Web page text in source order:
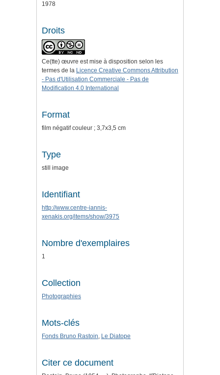
1978
Droits
Ce(tte) œuvre est mise à disposition selon les
termes de la Licence Creative Commons Attribution
- Pas d'Utilisation Commerciale - Pas de
Modification 4.0 International
Format
film négatif couleur ; 3,7x3,5 cm
Type
still image
Identifiant
http://www.centre-iannis-
xenakis.org/items/show/3975
Nombre d'exemplaires
1
Collection
Photographies
Mots-clés
Fonds Bruno Rastoin, Le Diatope
Citer ce document